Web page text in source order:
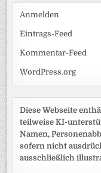
Anmelden
Eintrags-Feed
Kommentar-Feed
WordPress.org
Diese Webseite
teilweise KI-
Namen,
sofern nicht
ausschließlich